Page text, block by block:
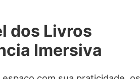
dos Livros
Imersiva